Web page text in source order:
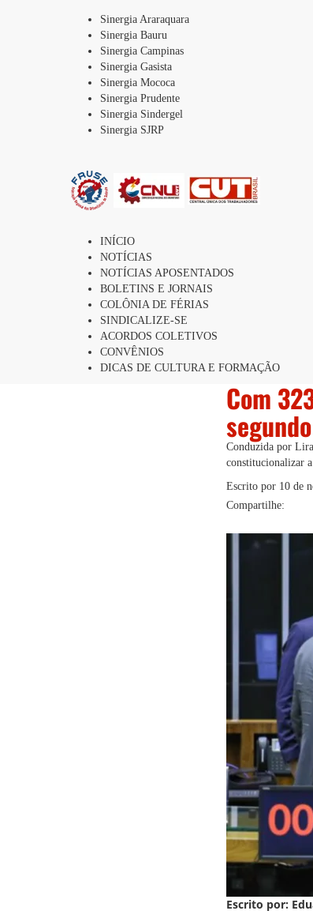
Sinergia Araraquara
Sinergia Bauru
Sinergia Campinas
Sinergia Gasista
Sinergia Mococa
Sinergia Prudente
Sinergia Sindergel
Sinergia SJRP
INÍCIO
NOTÍCIAS
NOTÍCIAS APOSENTADOS
BOLETINS E JORNAIS
COLÔNIA DE FÉRIAS
SINDICALIZE-SE
ACORDOS COLETIVOS
CONVÊNIOS
DICAS DE CULTURA E FORMAÇÃO
Com
Conduzida por
constitucionalizar
Escrito por 10 de
Compartilhe:
Escrito por: